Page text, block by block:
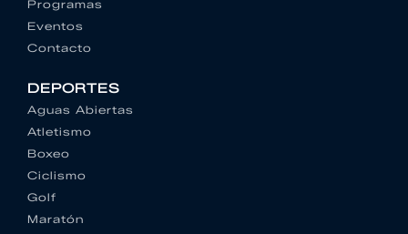
Programas
Eventos
Contacto
DEPORTES
Aguas Abiertas
Atletismo
Boxeo
Ciclismo
Golf
Maratón